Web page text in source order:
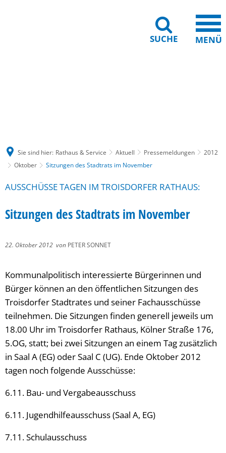
SUCHE MENÜ
Sie sind hier: Rathaus & Service Aktuell Pressemeldungen
2012
Oktober
Sitzungen des Stadtrats im November
AUSSCHÜSSE TAGEN IM TROISDORFER RATHAUS:
Sitzungen des Stadtrats im November
22. Oktober 2012 von PETER SONNET
Kommunalpolitisch interessierte Bürgerinnen und
Bürger können an den öffentlichen Sitzungen des
Troisdorfer Stadtrates und seiner Fachausschüsse
teilnehmen. Die Sitzungen finden generell jeweils um
18.00 Uhr im Troisdorfer Rathaus, Kölner Straße 176,
5.OG, statt; bei zwei Sitzungen an einem Tag zusätzlich
in Saal A (EG) oder Saal C (UG). Ende Oktober 2012
tagen noch folgende Ausschüsse:
6.11. Bau- und Vergabeausschuss
6.11. Jugendhilfeausschuss (Saal A, EG)
7.11. Schulausschuss